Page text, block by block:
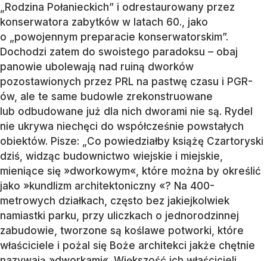
„Rodzina Połanieckich” i odrestaurowany przez
konserwatora zabytków w latach 60., jako
o „powojennym preparacie konserwatorskim”.
Dochodzi zatem do swoistego paradoksu – obaj
panowie ubolewają nad ruiną dworków
pozostawionych przez PRL na pastwę czasu i PGR-
ów, ale te same budowle zrekonstruowane
lub odbudowane już dla nich dworami nie są. Rydel
nie ukrywa niechęci do współcześnie powstałych
obiektów. Pisze: „Co powiedziałby książę Czartoryski
dziś, widząc budownictwo wiejskie i miejskie,
mieniące się »dworkowym«, które można by określić
jako »kundlizm architektoniczny «? Na 400-
metrowych działkach, często bez jakiejkolwiek
namiastki parku, przy uliczkach o jednorodzinnej
zabudowie, tworzone są koślawe potworki, które
właściciele i pożal się Boże architekci jakże chętnie